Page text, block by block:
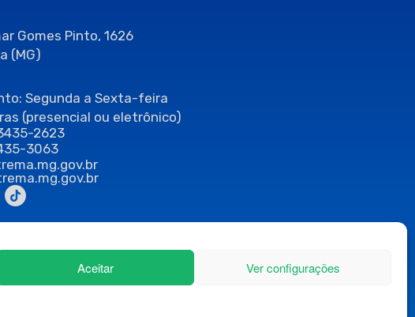
Aceitar Ver configurações
Gomes Pinto, 1626
(MG)
Segunda a Sexta-feira
(presencial ou eletrônico)
2623
3063